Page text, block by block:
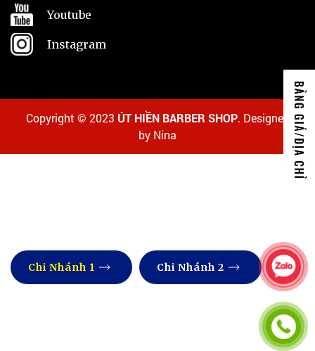
Youtube
Instagram
Copyright © 2023 ÚT HIỀN BARBER SHOP. Designed
by Nina
Chi Nhánh 1 Chi Nhánh 2